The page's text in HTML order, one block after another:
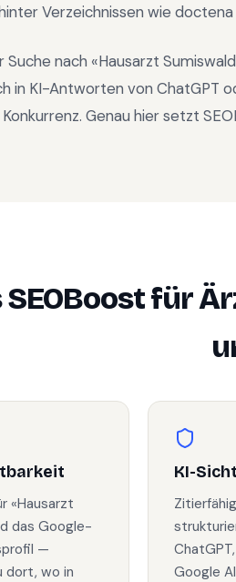
Verzeichnissen wie
Suche nach «Hausarzt Sumiswald
in KI-Antworten von ChatGPT
Genau hier setzt
SEOBoost für
«Hausarzt
das Google-
—
dort, wo in
KI-
Google